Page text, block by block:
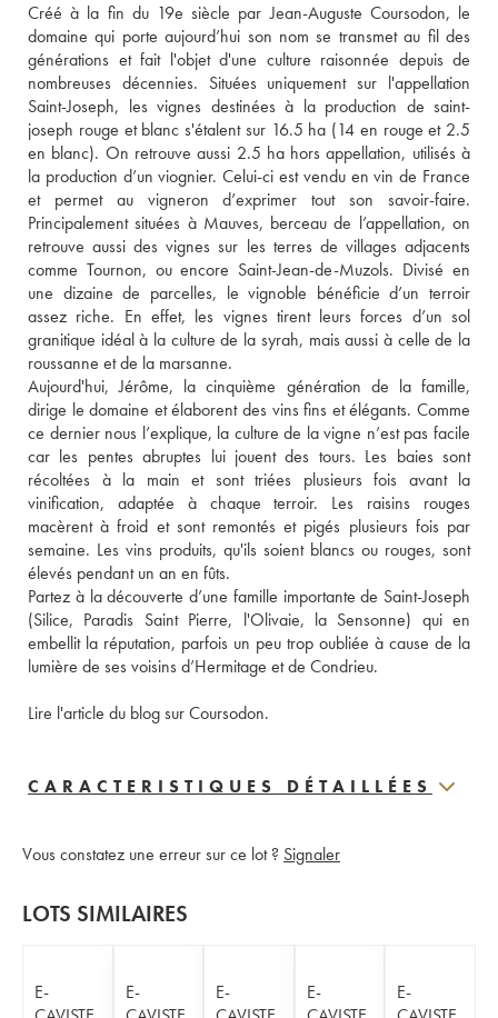
Créé à la fin du 19e siècle par Jean-Auguste Coursodon, le
domaine qui porte aujourd’hui son nom se transmet au fil des
générations et fait l'objet d'une culture raisonnée depuis de
nombreuses décennies. Situées uniquement sur l'appellation
Saint-Joseph, les vignes destinées à la production de saint-
joseph rouge et blanc s'étalent sur 16.5 ha (14 en rouge et 2.5
en blanc). On retrouve aussi 2.5 ha hors appellation, utilisés à
la production d’un viognier. Celui-ci est vendu en vin de France
et permet au vigneron d’exprimer tout son savoir-faire.
Principalement situées à Mauves, berceau de l’appellation, on
retrouve aussi des vignes sur les terres de villages adjacents
comme Tournon, ou encore Saint-Jean-de-Muzols. Divisé en
une dizaine de parcelles, le vignoble bénéficie d’un terroir
assez riche. En effet, les vignes tirent leurs forces d’un sol
granitique idéal à la culture de la syrah, mais aussi à celle de la
roussanne et de la marsanne.
Aujourd'hui, Jérôme, la cinquième génération de la famille,
dirige le domaine et élaborent des vins fins et élégants. Comme
ce dernier nous l’explique, la culture de la vigne n’est pas facile
car les pentes abruptes lui jouent des tours. Les baies sont
récoltées à la main et sont triées plusieurs fois avant la
vinification, adaptée à chaque terroir. Les raisins rouges
macèrent à froid et sont remontés et pigés plusieurs fois par
semaine. Les vins produits, qu'ils soient blancs ou rouges, sont
élevés pendant un an en fûts.
Partez à la découverte d’une famille importante de Saint-Joseph
(Silice, Paradis Saint Pierre, l'Olivaie, la Sensonne) qui en
embellit la réputation, parfois un peu trop oubliée à cause de la
lumière de ses voisins d’Hermitage et de Condrieu.
Lire l'article du blog sur Coursodon.
CARACTERISTIQUES DÉTAILLÉES
Vous constatez une erreur sur ce lot ? Signaler
LOTS SIMILAIRES
E-
E-
E-
E-
E-